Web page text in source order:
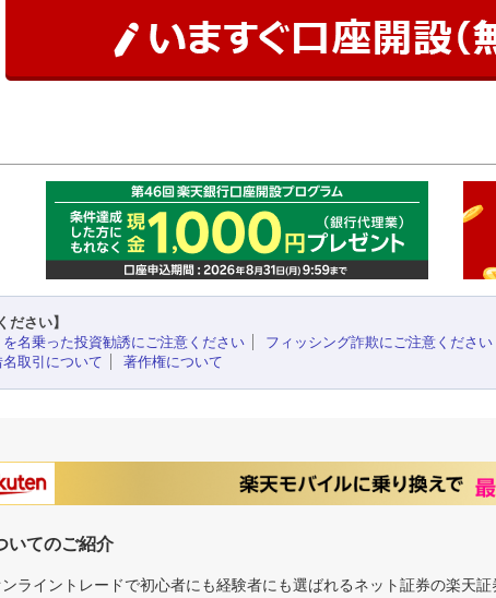
ださい】
を名乗った投資勧誘にご注意ください
フィッシング詐欺にご注意ください
取引について
著作権について
いてのご紹介
ライントレードで初心者にも経験者にも選ばれるネット証券の楽天